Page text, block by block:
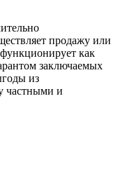
продажу или
как
заключаемых
из
частными и